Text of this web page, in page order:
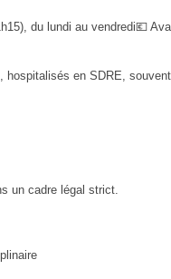
du lundi au vendredi💶
en SDRE,
un cadre légal strict.